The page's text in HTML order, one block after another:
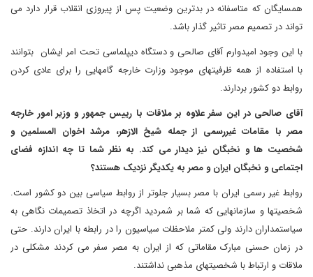
همسایگان که متاسفانه در بدترین وضعیت پس از پیروزی انقلاب قرار دارد می
تواند در تصمیم مصر تاثیر گذار باشد.
با این وجود امیدوارم آقای صالحی و دستگاه دیپلماسی تحت امر ایشان بتوانند
با استفاده از همه ظرفیتهای موجود وزارت خارجه گامهایی را برای عادی کردن
روابط دو کشور بردارند.
آقای صالحی در این سفر علاوه بر ملاقات با رییس جمهور و وزیر امور خارجه
مصر با مقامات غیررسمی از جمله شیخ الازهر، مرشد اخوان المسلمین و
شخصیت ها و نخبگان نیز دیدار می کند. به نظر شما تا چه اندازه فضای
اجتماعی و نخبگان ایران و مصر به یکدیگر نزدیک هستند؟
روابط غیر رسمی ایران با مصر بسیار جلوتر از روابط سیاسی بین دو کشور است.
شخصیتها و سازمانهایی که شما بر شمردید اگرچه در اتخاذ تصمیمات نگاهی به
سیاستمداران دارند ولی کمتر ملاحظات سیاسیون را در رابطه با ایران دارند. حتی
در زمان حسنی مبارک مقاماتی که از ایران به مصر سفر می کردند مشکلی در
ملاقات و ارتباط با شخصیتهای مذهبی نداشتند.